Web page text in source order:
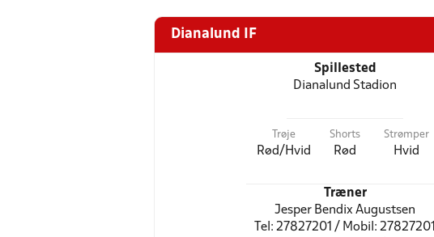
Dianalund IF
Spillested
Dianalund Stadion
Trøje
Rød/Hvid
Shorts
Rød
Strømper
Hvid
Træner
Jesper Bendix Augustsen
Tel: 27827201 / Mobil: 27827201